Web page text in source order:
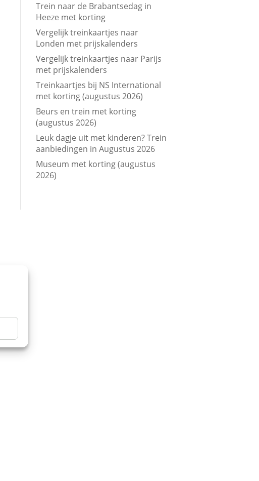
Trein naar de Brabantsedag in
Heeze met korting
Vergelijk treinkaartjes naar
Londen met prijskalenders
Vergelijk treinkaartjes naar Parijs
met prijskalenders
Treinkaartjes bij NS International
met korting (augustus 2026)
Beurs en trein met korting
(augustus 2026)
Leuk dagje uit met kinderen? Trein
aanbiedingen in Augustus 2026
Museum met korting (augustus
2026)